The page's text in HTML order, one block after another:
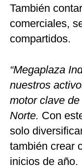
También
comerciales,
compartidos.
“Megaplaza
nuestros
motor clave
Norte. Con
solo
también crear
inicios de año.